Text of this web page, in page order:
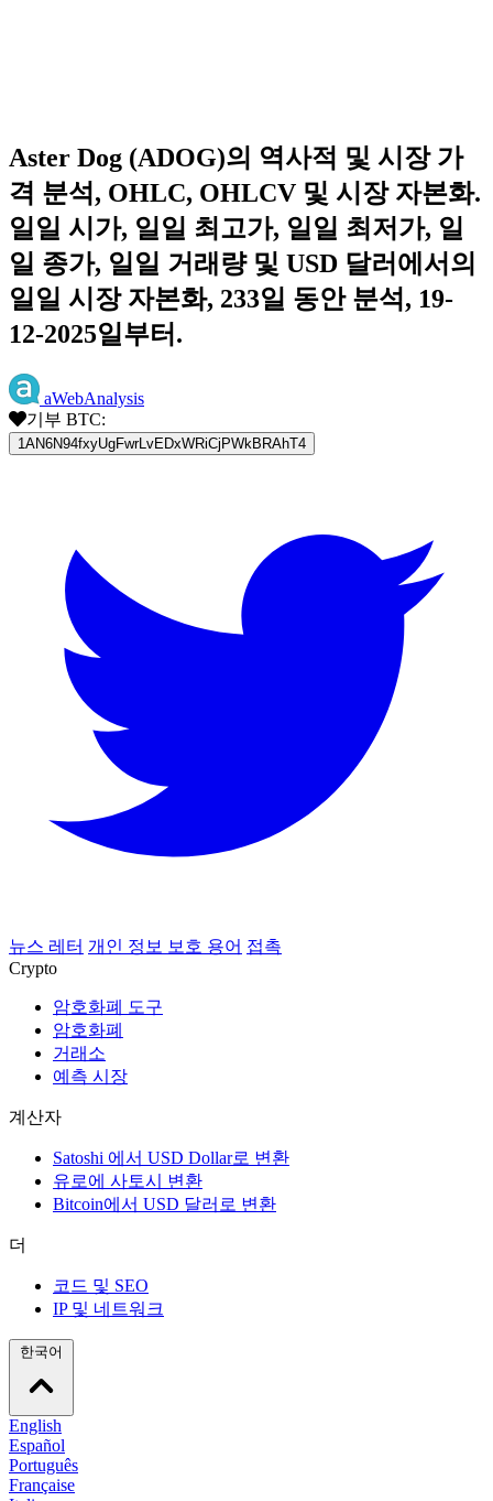
Aster Dog (ADOG)의 역사적 및 시장 가
격 분석, OHLC, OHLCV 및 시장 자본화.
일일 시가, 일일 최고가, 일일 최저가, 일
일 종가, 일일 거래량 및 USD 달러에서의
일일 시장 자본화, 233일 동안 분석, 19-
12-2025일부터.
aWebAnalysis
기부 BTC:
1AN6N94fxyUgFwrLvEDxWRiCjPWkBRAhT4
뉴스 레터 개인 정보 보호 용어 접촉
Crypto
암호화폐 도구
암호화폐
거래소
예측 시장
계산자
Satoshi 에서 USD Dollar로 변환
유로에 사토시 변환
Bitcoin에서 USD 달러로 변환
더
코드 및 SEO
IP 및 네트워크
English
Español
Português
Française